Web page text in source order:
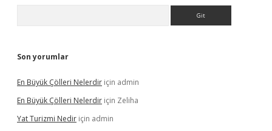
Son yorumlar
En Büyük Çölleri Nelerdir için admin
En Büyük Çölleri Nelerdir için Zeliha
Yat Turizmi Nedir için admin